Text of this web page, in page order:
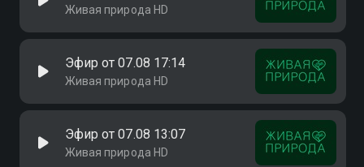
Живая природа HD
Эфир от 07.08 17:14
Живая природа HD
Эфир от 07.08 13:07
Живая природа HD